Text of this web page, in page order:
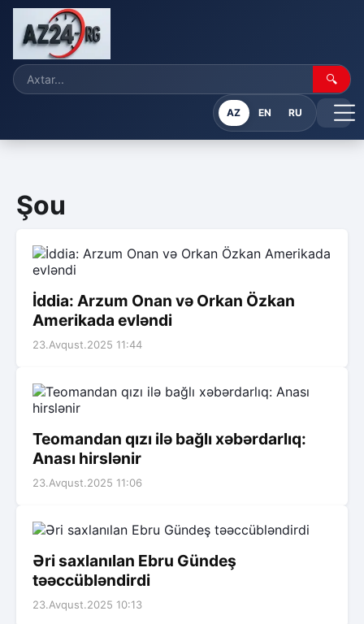
🔍
AZ EN RU
Şou
İddia: Arzum Onan və Orkan Özkan
Amerikada evləndi
23.Avqust.2025 11:44
Teomandan qızı ilə bağlı xəbərdarlıq:
Anası hirslənir
23.Avqust.2025 11:06
Əri saxlanılan Ebru Gündeş
təəccübləndirdi
23.Avqust.2025 10:13